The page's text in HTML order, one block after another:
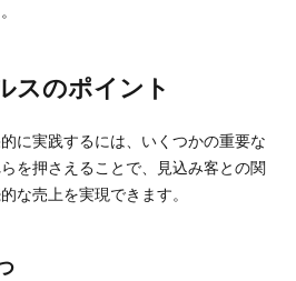
スのポイント
に実践するには、いくつかの重要な
を押さえることで、見込み客との関
な売上を実現できます。